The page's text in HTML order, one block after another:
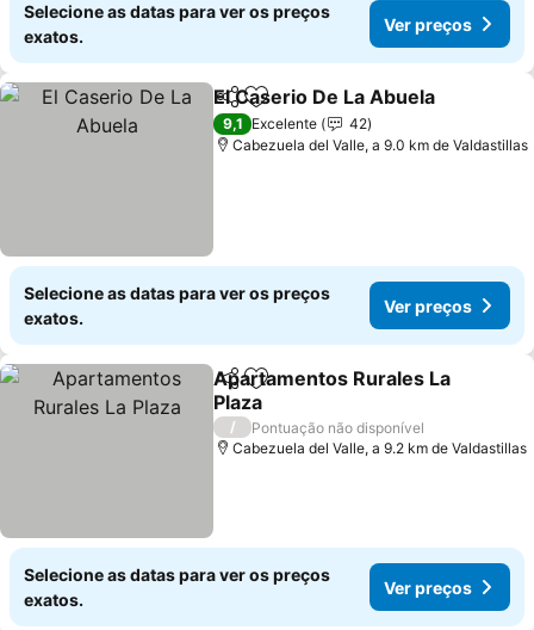
Selecione as datas para ver os preços
exatos.
Ver preços
PartilharAdicionar aos favoritos
El Caserio De La Abuela
9,1 Excelente
42
Cabezuela del Valle, a 9.0 km de Valdastillas
Selecione as datas para ver os preços
exatos.
Ver preços
PartilharAdicionar aos favoritos
Apartamentos Rurales La
Plaza
/
Pontuação não disponível
Cabezuela del Valle, a 9.2 km de Valdastillas
Selecione as datas para ver os preços
exatos.
Ver preços